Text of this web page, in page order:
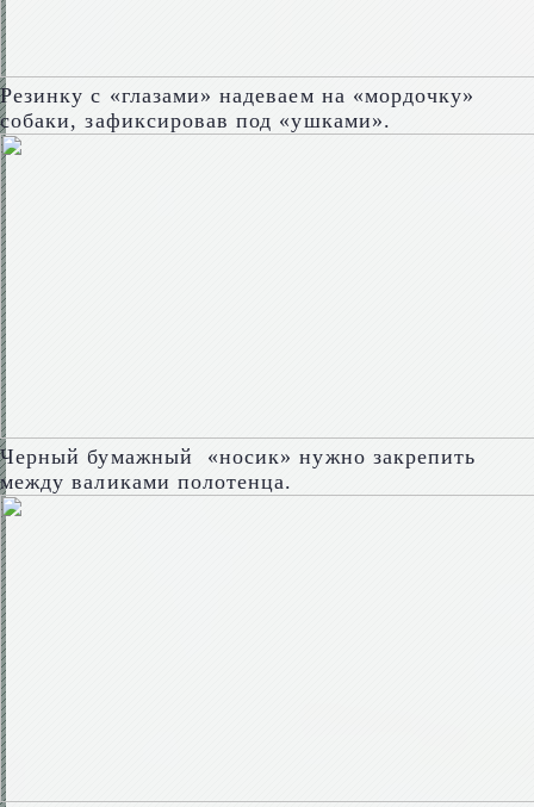
Резинку с «глазами» надеваем на «мордочку»
собаки, зафиксировав под «ушками».
Черный бумажный «носик» нужно закрепить
между валиками полотенца.